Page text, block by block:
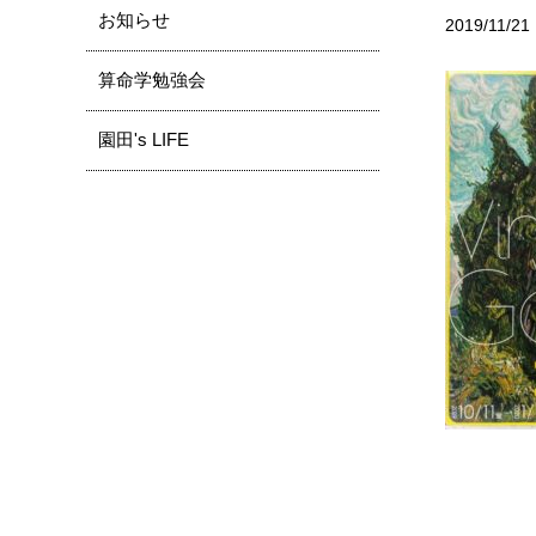
2019/11/21
お知らせ
算命学勉強会
園田's LIFE